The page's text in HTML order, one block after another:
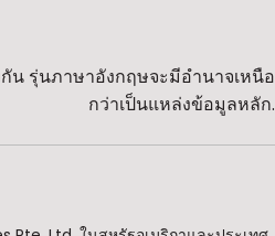
น รุ่นภาษาอังกฤษจะมีอำนาจเหนือ
กว่าเป็นแหล่งข้อมูลหลัก.